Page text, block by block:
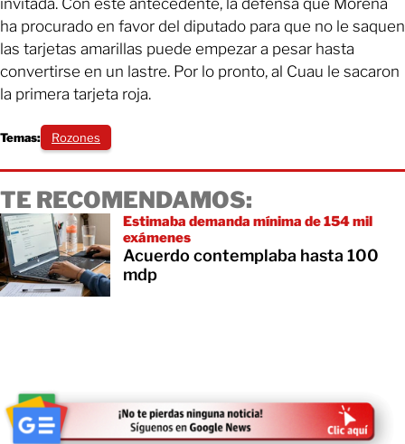
invitada. Con este antecedente, la defensa que Morena
ha procurado en favor del diputado para que no le saquen
las tarjetas amarillas puede empezar a pesar hasta
convertirse en un lastre. Por lo pronto, al Cuau le sacaron
la primera tarjeta roja.
Temas: Rozones
TE RECOMENDAMOS:
Estimaba demanda mínima de 154 mil
exámenes
Acuerdo contemplaba hasta 100
mdp